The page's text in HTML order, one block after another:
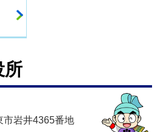
所
市岩井4365番地